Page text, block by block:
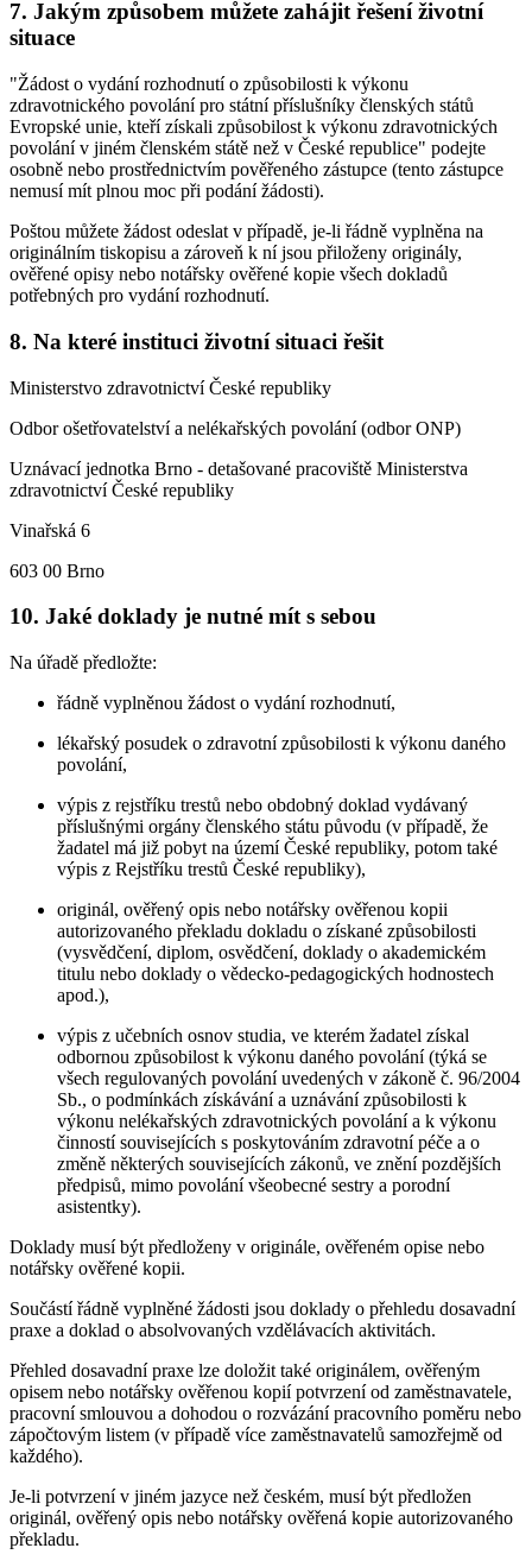
7. Jakým způsobem můžete zahájit řešení životní
situace
"Žádost o vydání rozhodnutí o způsobilosti k výkonu
zdravotnického povolání pro státní příslušníky členských států
Evropské unie, kteří získali způsobilost k výkonu zdravotnických
povolání v jiném členském státě než v České republice" podejte
osobně nebo prostřednictvím pověřeného zástupce (tento zástupce
nemusí mít plnou moc při podání žádosti).
Poštou můžete žádost odeslat v případě, je-li řádně vyplněna na
originálním tiskopisu a zároveň k ní jsou přiloženy originály,
ověřené opisy nebo notářsky ověřené kopie všech dokladů
potřebných pro vydání rozhodnutí.
8. Na které instituci životní situaci řešit
Ministerstvo zdravotnictví České republiky
Odbor ošetřovatelství a nelékařských povolání (odbor ONP)
Uznávací jednotka Brno - detašované pracoviště Ministerstva
zdravotnictví České republiky
Vinařská 6
603 00 Brno
10. Jaké doklady je nutné mít s sebou
Na úřadě předložte:
řádně vyplněnou žádost o vydání rozhodnutí,
lékařský posudek o zdravotní způsobilosti k výkonu daného
povolání,
výpis z rejstříku trestů nebo obdobný doklad vydávaný
příslušnými orgány členského státu původu (v případě, že
žadatel má již pobyt na území České republiky, potom také
výpis z Rejstříku trestů České republiky),
originál, ověřený opis nebo notářsky ověřenou kopii
autorizovaného překladu dokladu o získané způsobilosti
(vysvědčení, diplom, osvědčení, doklady o akademickém
titulu nebo doklady o vědecko-pedagogických hodnostech
apod.),
výpis z učebních osnov studia, ve kterém žadatel získal
odbornou způsobilost k výkonu daného povolání (týká se
všech regulovaných povolání uvedených v zákoně č. 96/2004
Sb., o podmínkách získávání a uznávání způsobilosti k
výkonu nelékařských zdravotnických povolání a k výkonu
činností souvisejících s poskytováním zdravotní péče a o
změně některých souvisejících zákonů, ve znění pozdějších
předpisů, mimo povolání všeobecné sestry a porodní
asistentky).
Doklady musí být předloženy v originále, ověřeném opise nebo
notářsky ověřené kopii.
Součástí řádně vyplněné žádosti jsou doklady o přehledu dosavadní
praxe a doklad o absolvovaných vzdělávacích aktivitách.
Přehled dosavadní praxe lze doložit také originálem, ověřeným
opisem nebo notářsky ověřenou kopií potvrzení od zaměstnavatele,
pracovní smlouvou a dohodou o rozvázání pracovního poměru nebo
zápočtovým listem (v případě více zaměstnavatelů samozřejmě od
každého).
Je-li potvrzení v jiném jazyce než českém, musí být předložen
originál, ověřený opis nebo notářsky ověřená kopie autorizovaného
překladu.